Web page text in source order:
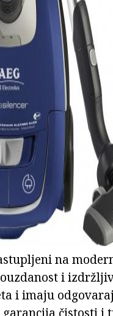
ad
na
i
i imaju
garancija čistosti